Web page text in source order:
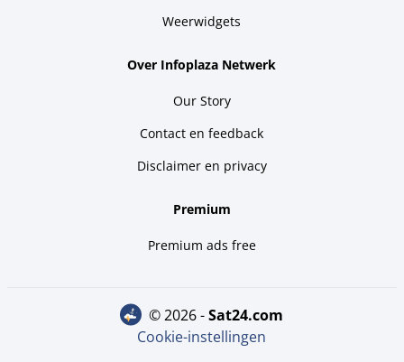
Weerwidgets
Over Infoplaza Netwerk
Our Story
Contact en feedback
Disclaimer en privacy
Premium
Premium ads free
© 2026 - sat24.com
Cookie-instellingen